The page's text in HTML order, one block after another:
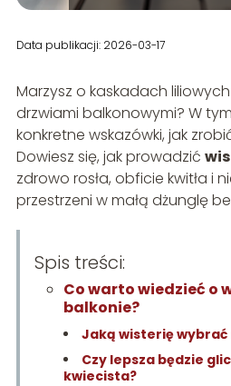
Data publikacji: 2026-03-17
Marzysz o kaskadach
drzwiami balkonowymi? W
konkretne wskazówki, jak
Dowiesz się, jak prowadzić
zdrowo rosła, obficie kwitła i
przestrzeni w małą dżunglę
Spis treści:
Co warto wiedzieć o
balkonie?
Jaką wisterię wybrać
Czy lepsza będzie
kwiecista?